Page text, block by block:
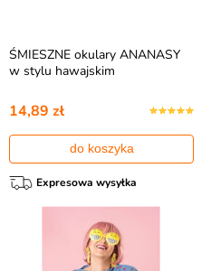
ŚMIESZNE okulary ANANASY
w stylu hawajskim
14,89 zł
do koszyka
Expresowa wysyłka